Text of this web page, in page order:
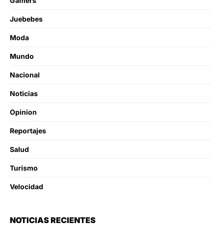
Juebebes
Moda
Mundo
Nacional
Noticias
Opinion
Reportajes
Salud
Turismo
Velocidad
NOTICIAS RECIENTES